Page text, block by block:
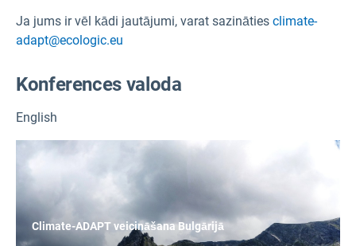
Ja jums ir vēl kādi jautājumi, varat sazināties climate-
adapt@ecologic.eu
Konferences valoda
English
Climate-ADAPT veicināšana Bulgārijā